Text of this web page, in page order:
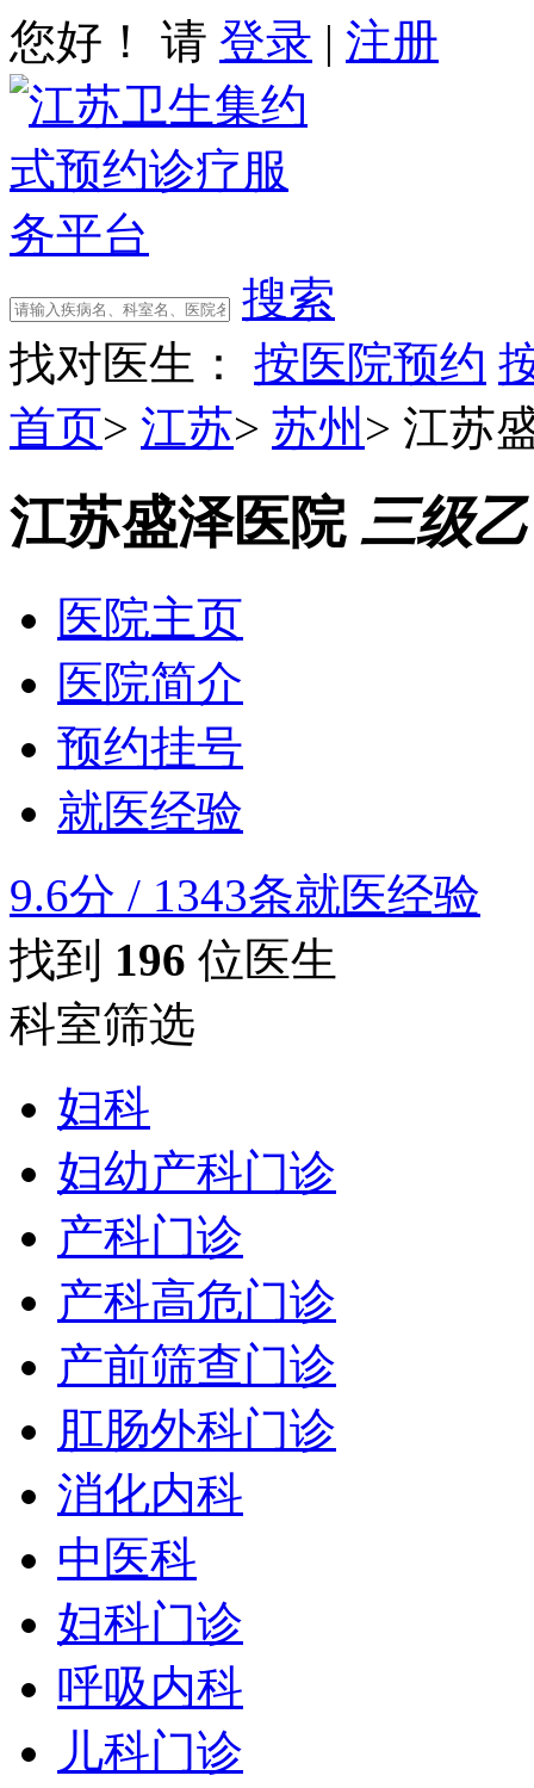
您好！ 请 登录 | 注册
搜索
找对医生：
按医院预约
首页> 江苏> 苏州 > 江苏
江苏盛泽医院 三级
医院主页
医院简介
预约挂号
就医经验
9.6分 / 1343条就医经验
找到 196 位医生
科室筛选
妇科
妇幼产科门诊
产科门诊
产科高危门诊
产前筛查门诊
肛肠外科门诊
消化内科
中医科
妇科门诊
呼吸内科
儿科门诊